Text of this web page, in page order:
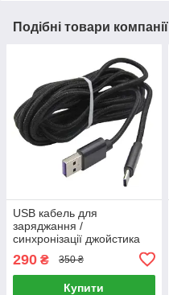
Подібні товари компанії
USB кабель для
заряджання /
синхронізації джойстика
PS5 Dualsense чорний 3
метри
290 ₴ 350 ₴
Купити